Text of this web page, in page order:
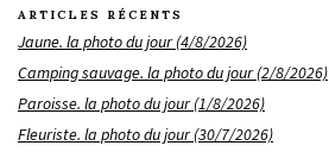
ARTICLES RÉCENTS
Jaune. la photo du jour (4/8/2026)
Camping sauvage. la photo du jour (2/8/2026)
Paroisse. la photo du jour (1/8/2026)
Fleuriste. la photo du jour (30/7/2026)